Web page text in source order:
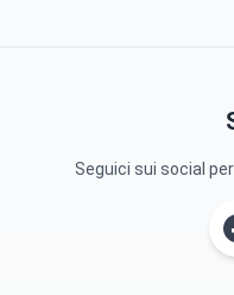
Seguici sui social